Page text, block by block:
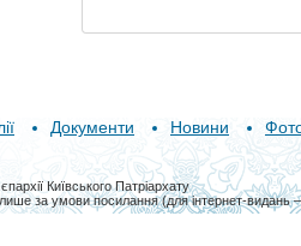
Документи Новини
Київського Патріархату
за умови посилання (для інтернет-видань